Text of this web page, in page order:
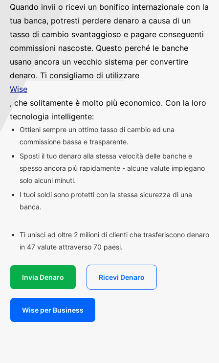
Quando invii o ricevi un bonifico internazionale con la
tua banca, potresti perdere denaro a causa di un
tasso di cambio svantaggioso e pagare conseguenti
commissioni nascoste. Questo perché le banche
usano ancora un vecchio sistema per convertire
denaro. Ti consigliamo di utilizzare
Wise
, che solitamente è molto più economico. Con la loro
tecnologia intelligente:
Ottieni sempre un ottimo tasso di cambio ed una
commissione bassa e trasparente.
Sposti il tuo denaro alla stessa velocità delle banche e
spesso ancora più rapidamente - alcune valute impiegano
solo alcuni minuti.
I tuoi soldi sono protetti con la stessa sicurezza di una
banca.
Ti unisci ad oltre 2 milioni di clienti che trasferiscono denaro
in 47 valute attraverso 70 paesi.
Invia Denaro Ricevi Denaro
Wise per Business